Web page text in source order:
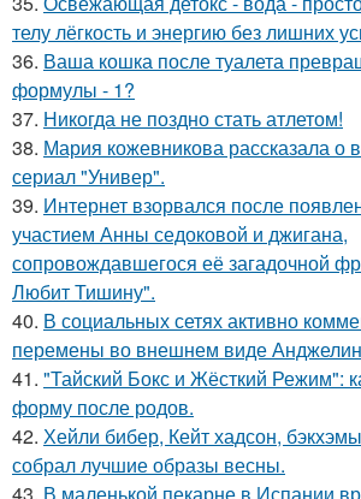
телу лёгкость и энергию без лишних
36. Ваша кошка после туалета
формулы - 1?
37. Никогда не поздно стать атлетом!
38. Мария кожевникова рассказала о
сериал "Универ".
39. Интернет взорвался после
участием Анны седоковой и джигана,
сопровождавшегося её загадочной
Любит Тишину".
40. В социальных сетях активно
перемены во внешнем виде
41. "Тайский Бокс и Жёсткий Режим":
форму после родов.
42. Хейли бибер, Кейт хадсон,
собрал лучшие образы весны.